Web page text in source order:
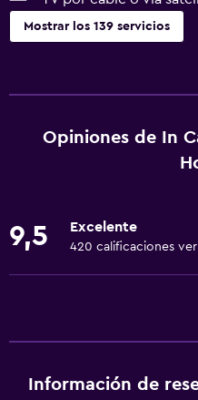
Mostrar los 139 servicios
Habitaciones familiares
Vista al jardín
Piso de parquet o madera
Espacio de almacenamiento
Vista a una calle tranquila
Pantuflas
Opiniones de In
9,5 Excelente
420 calificaciones
Información de